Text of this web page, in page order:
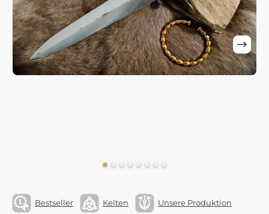
Bestseller Kelten Unsere Produktion